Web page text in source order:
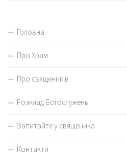
Головна
Про Храм
Про священиків
Розклад Богослужень
Запитайте у священика
Контакти